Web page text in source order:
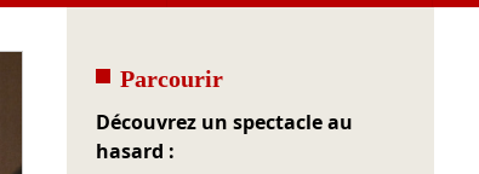
Parcourir
Découvrez un spectacle au
hasard :